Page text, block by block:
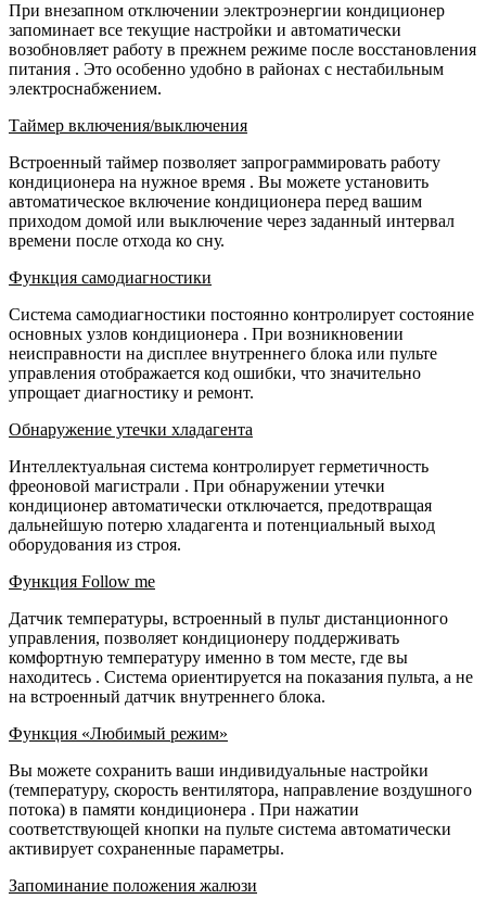
При внезапном отключении электроэнергии кондиционер
запоминает все текущие настройки и автоматически
возобновляет работу в прежнем режиме после восстановления
питания . Это особенно удобно в районах с нестабильным
электроснабжением.
Таймер включения/выключения
Встроенный таймер позволяет запрограммировать работу
кондиционера на нужное время . Вы можете установить
автоматическое включение кондиционера перед вашим
приходом домой или выключение через заданный интервал
времени после отхода ко сну.
Функция самодиагностики
Система самодиагностики постоянно контролирует состояние
основных узлов кондиционера . При возникновении
неисправности на дисплее внутреннего блока или пульте
управления отображается код ошибки, что значительно
упрощает диагностику и ремонт.
Обнаружение утечки хладагента
Интеллектуальная система контролирует герметичность
фреоновой магистрали . При обнаружении утечки
кондиционер автоматически отключается, предотвращая
дальнейшую потерю хладагента и потенциальный выход
оборудования из строя.
Функция Follow me
Датчик температуры, встроенный в пульт дистанционного
управления, позволяет кондиционеру поддерживать
комфортную температуру именно в том месте, где вы
находитесь . Система ориентируется на показания пульта, а не
на встроенный датчик внутреннего блока.
Функция «Любимый режим»
Вы можете сохранить ваши индивидуальные настройки
(температуру, скорость вентилятора, направление воздушного
потока) в памяти кондиционера . При нажатии
соответствующей кнопки на пульте система автоматически
активирует сохраненные параметры.
Запоминание положения жалюзи